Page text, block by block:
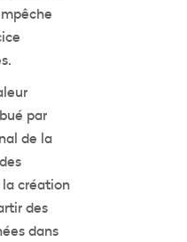
par
de la
création
des
dans